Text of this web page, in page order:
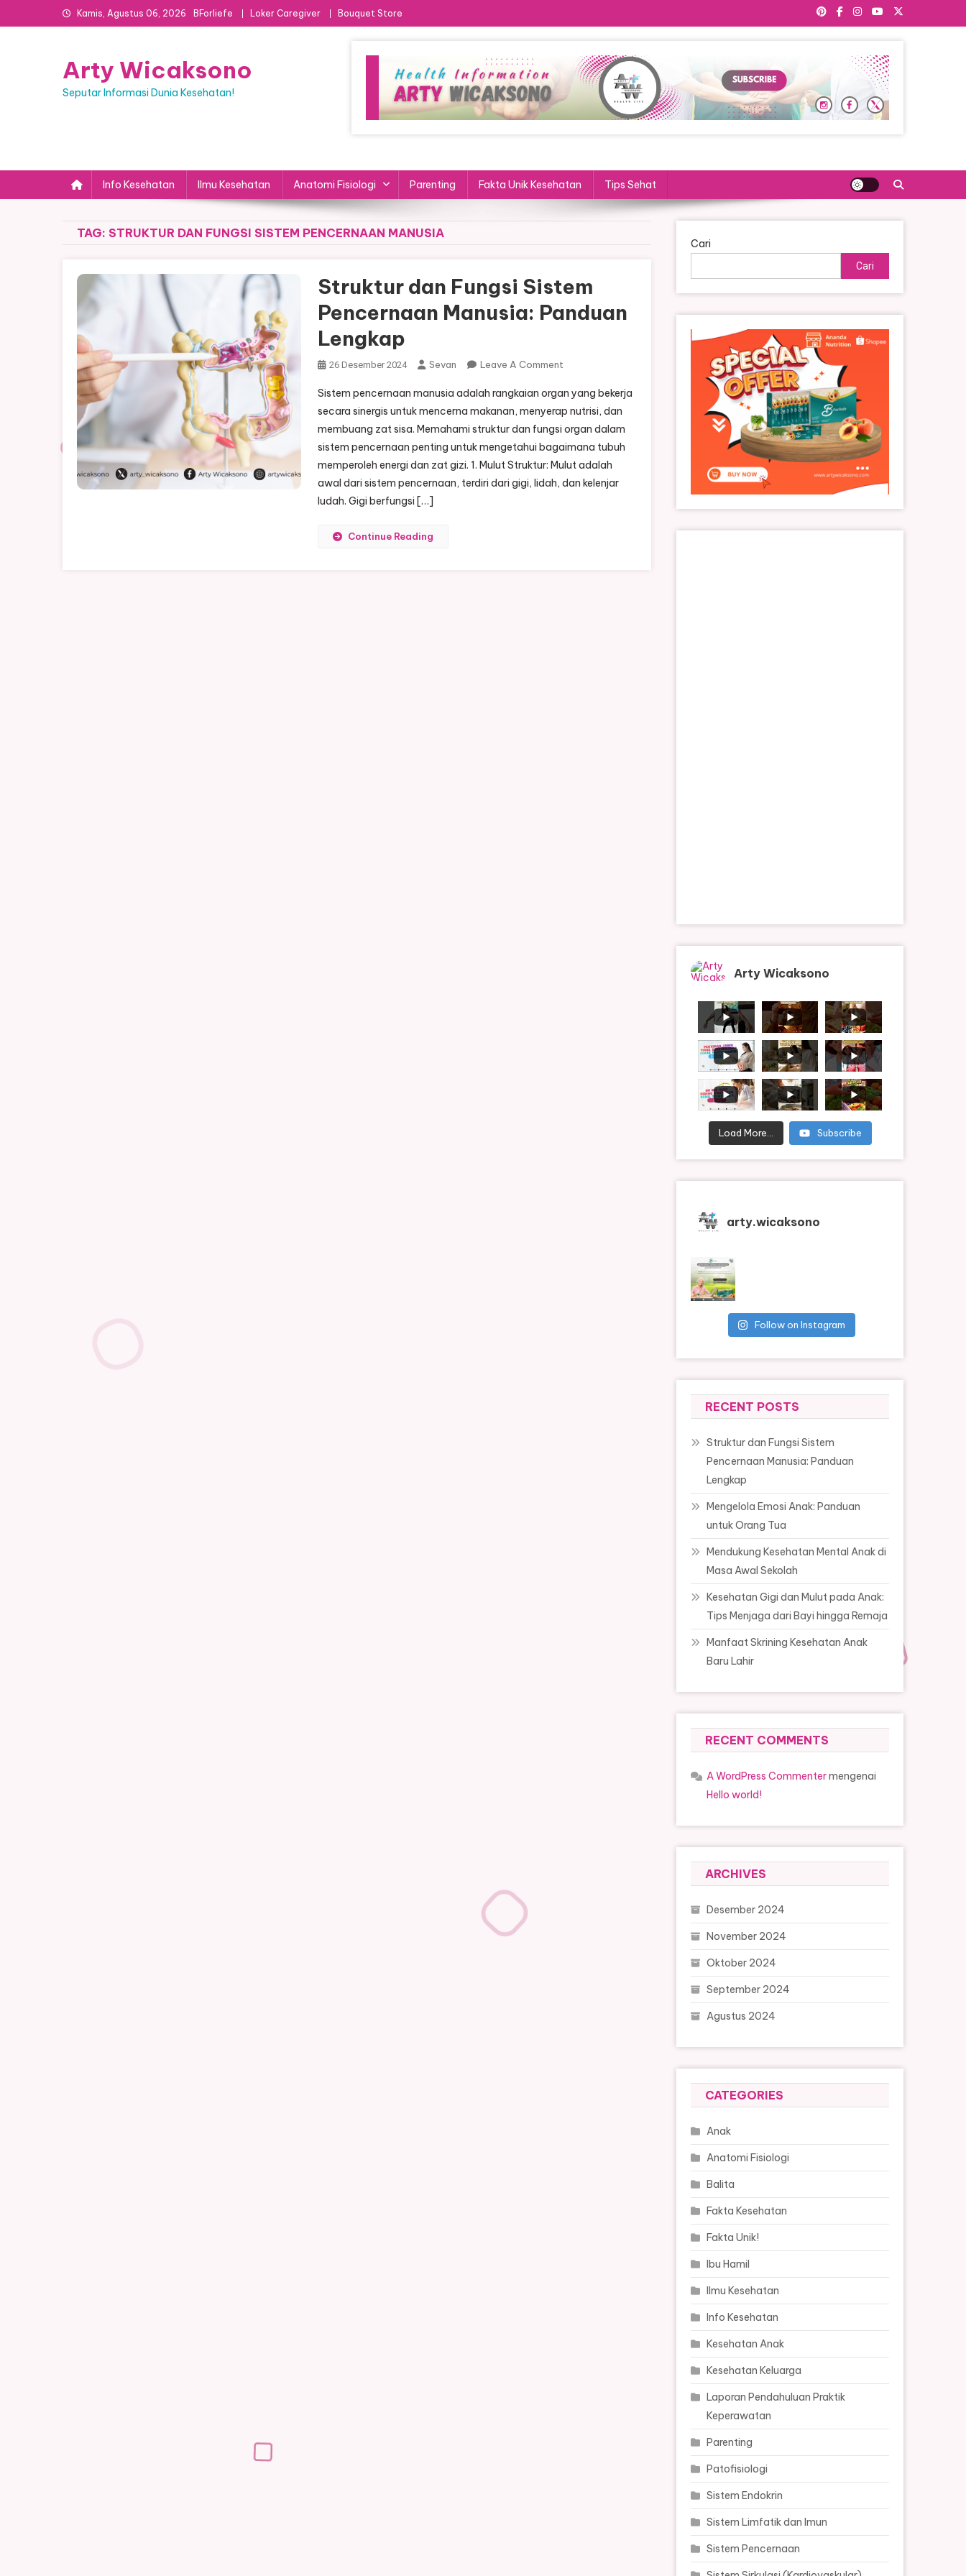
to
Kamis, Agustus 06, 2026 BForliefe Loker Caregiver Bouquet Store
Arty Wicaksono
Seputar Informasi Dunia Kesehatan!
Info Kesehatan Ilmu Kesehatan Anatomi Fisiologi Parenting Fakta Unik Kesehatan Tips Sehat
TAG: STRUKTUR DAN FUNGSI SISTEM PENCERNAAN MANUSIA
Struktur dan Fungsi Sistem
Pencernaan Manusia: Panduan
Lengkap
26 Desember 2024 Sevan Leave A CommentOn
Dan
Fungsi
Sistem
Pencernaan
Manusia:
Panduan
Sistem pencernaan manusia adalah rangkaian organ yang bekerja
secara sinergis untuk mencerna makanan, menyerap nutrisi, dan
membuang zat sisa. Memahami struktur dan fungsi organ dalam
sistem pencernaan penting untuk mengetahui bagaimana tubuh
memperoleh energi dan zat gizi. 1. Mulut Struktur: Mulut adalah
awal dari sistem pencernaan, terdiri dari gigi, lidah, dan kelenjar
ludah. Gigi berfungsi […]
Continue Reading
Cari
Cari
Arty Wicaksono
Load More... Subscribe
arty.wicaksono
Follow on Instagram
RECENT POSTS
Struktur dan Fungsi Sistem
Pencernaan Manusia: Panduan
Lengkap
Mengelola Emosi Anak: Panduan
untuk Orang Tua
Mendukung Kesehatan Mental Anak di
Masa Awal Sekolah
Kesehatan Gigi dan Mulut pada Anak:
Tips Menjaga dari Bayi hingga Remaja
Manfaat Skrining Kesehatan Anak
Baru Lahir
RECENT COMMENTS
A WordPress Commentermengenai
Hello world!
ARCHIVES
Desember 2024
November 2024
Oktober 2024
September 2024
Agustus 2024
CATEGORIES
Anak
Anatomi Fisiologi
Balita
Fakta Kesehatan
Fakta Unik!
Ibu Hamil
Ilmu Kesehatan
Info Kesehatan
Kesehatan Anak
Kesehatan Keluarga
Laporan Pendahuluan Praktik
Keperawatan
Parenting
Patofisiologi
Sistem Endokrin
Sistem Limfatik dan Imun
Sistem Pencernaan